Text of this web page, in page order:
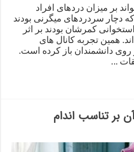
بر میزان دردهای افراد
که دچار سردردهای میگرنی بودند
کمرشان بودند بر اثر
همین تجربه کانال های
روی دانشمندان باز کرده است.
…
بر تناسب اندام